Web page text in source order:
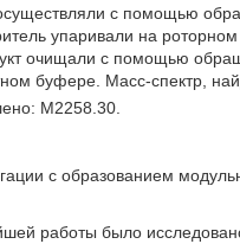
с помощью
упаривали на роторном
очищали с помощью
буфере. Масс-спектр,
М2258.30.
с образованием
работы было